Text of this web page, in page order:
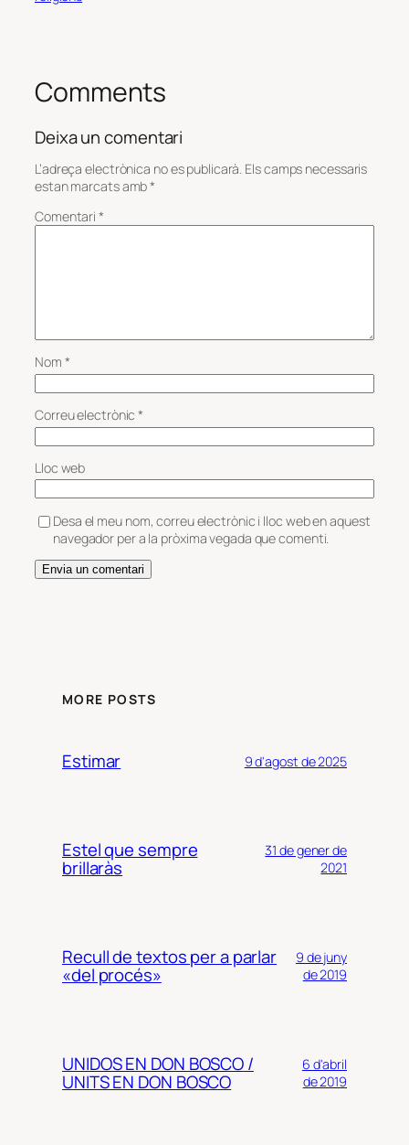
Comments
Deixa un comentari
L’adreça electrònica no es publicarà. Els camps necessaris
estan marcats amb*
Comentari*
Nom *
Correu electrònic*
Lloc web
Desa el meu nom, correu electrònic i lloc web en aquest
navegador per a la pròxima vegada que comenti.
MORE POSTS
Estimar 9 d'agost de 2025
Estel que sempre
brillaràs
31 de gener de
2021
Recull de textos per a parlar
«del procés»
9 de juny
de 2019
UNIDOS EN DON BOSCO /
UNITS EN DON BOSCO
6 d'abril
de 2019